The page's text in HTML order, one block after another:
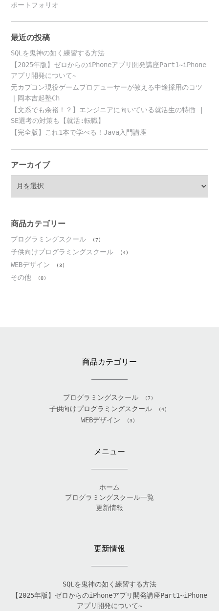
ポートフォリオ
最近の投稿
SQLを鬼神の如く練習する方法
【2025年版】ゼロからのiPhoneアプリ開発講座Part1~iPhone
アプリ開発について~
元カプコン現役ゲームプロデューサーが教える中途採用のコツ
｜岡本吉起塾Ch
【文系でも余裕！？】エンジニアに向いている就活生の特徴 |
SE選考の対策も【就活:転職】
【完全版】これ1本で学べる！Java入門講座
アーカイブ
ブ
商品カテゴリー
プログラミングスクール (7)
子供向けプログラミングスクール (4)
WEBデザイン (3)
その他 (0)
商品カテゴリー
プログラミングスクール (7)
子供向けプログラミングスクール (4)
WEBデザイン (3)
メニュー
ホーム
プログラミングスクール一覧
更新情報
更新情報
SQLを鬼神の如く練習する方法
【2025年版】ゼロからのiPhoneアプリ開発講座Part1~iPhone
アプリ開発について~